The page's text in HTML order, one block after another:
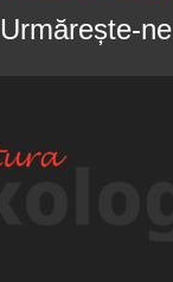
Urmărește-ne